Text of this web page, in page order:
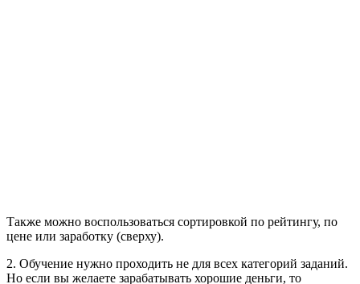
Также можно воспользоваться сортировкой по рейтингу, по
цене или заработку (сверху).
2. Обучение нужно проходить не для всех категорий заданий.
Но если вы желаете зарабатывать хорошие деньги, то